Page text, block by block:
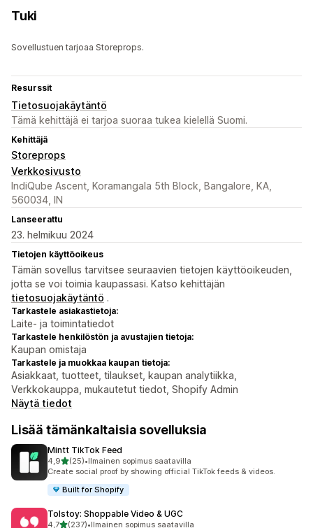
Tuki
Sovellustuen tarjoaa Storeprops.
Resurssit
Tietosuojakäytäntö
Tämä kehittäjä ei tarjoa suoraa tukea kielellä Suomi.
Kehittäjä
Storeprops
Verkkosivusto
IndiQube Ascent, Koramangala 5th Block, Bangalore, KA,
560034, IN
Lanseerattu
23. helmikuu 2024
Tietojen käyttöoikeus
Tämän sovellus tarvitsee seuraavien tietojen käyttöoikeuden,
jotta se voi toimia kaupassasi. Katso kehittäjän
tietosuojakäytäntö .
Tarkastele asiakastietoja:
Laite- ja toimintatiedot
Tarkastele henkilöstön ja avustajien tietoja:
Kaupan omistaja
Tarkastele ja muokkaa kaupan tietoja:
Asiakkaat, tuotteet, tilaukset, kaupan analytiikka,
Verkkokauppa, mukautetut tiedot, Shopify Admin
Näytä tiedot
Lisää tämänkaltaisia sovelluksia
Mintt TikTok Feed
4,9/ 5 tähteä
(25)
25 arvostelua yhteensä
•Ilmainen sopimus saatavilla
Create social proof by showing official TikTok feeds & videos.
Built for Shopify
Tolstoy: Shoppable Video & UGC
4,7/ 5 tähteä
(237)•Ilmainen sopimus saatavilla